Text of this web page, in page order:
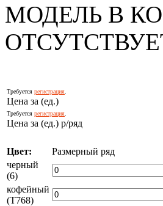
МОДЕЛЬ В
Требуется регистрация
Цена за (ед.)
Требуется регистрация
Цена за (ед.) р/ряд
Цвет:
Размерный ряд
черный
(6)
кофейный
(T768)